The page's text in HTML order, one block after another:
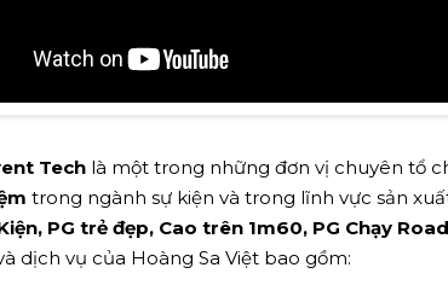
Tech là một trong những đơn vị chuyên tổ
trong ngành sự kiện và trong lĩnh vực sản
PG trẻ đẹp, Cao trên 1m60, PG Chạy
dịch vụ của Hoàng Sa Việt bao gồm: